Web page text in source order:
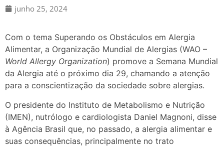
junho 25, 2024
Com o tema Superando os Obstáculos em Alergia
Alimentar, a Organização Mundial de Alergias (WAO –
World Allergy Organization) promove a Semana Mundial
da Alergia até o próximo dia 29, chamando a atenção
para a conscientização da sociedade sobre alergias.
O presidente do Instituto de Metabolismo e Nutrição
(IMEN), nutrólogo e cardiologista Daniel Magnoni, disse
à Agência Brasil que, no passado, a alergia alimentar e
suas consequências, principalmente no trato